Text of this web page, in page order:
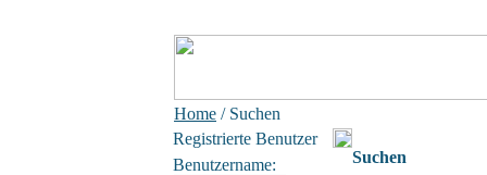
Home / Suchen
Registrierte Benutzer
Benutzername:
Suchen